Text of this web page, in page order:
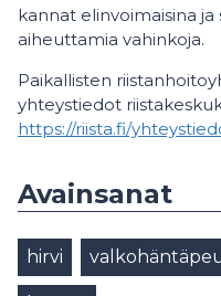
kannat elinvoimaisina
aiheuttamia vahinkoja.
Paikallisten
yhteystiedot
https://riista.fi/
Avainsanat
hirvi